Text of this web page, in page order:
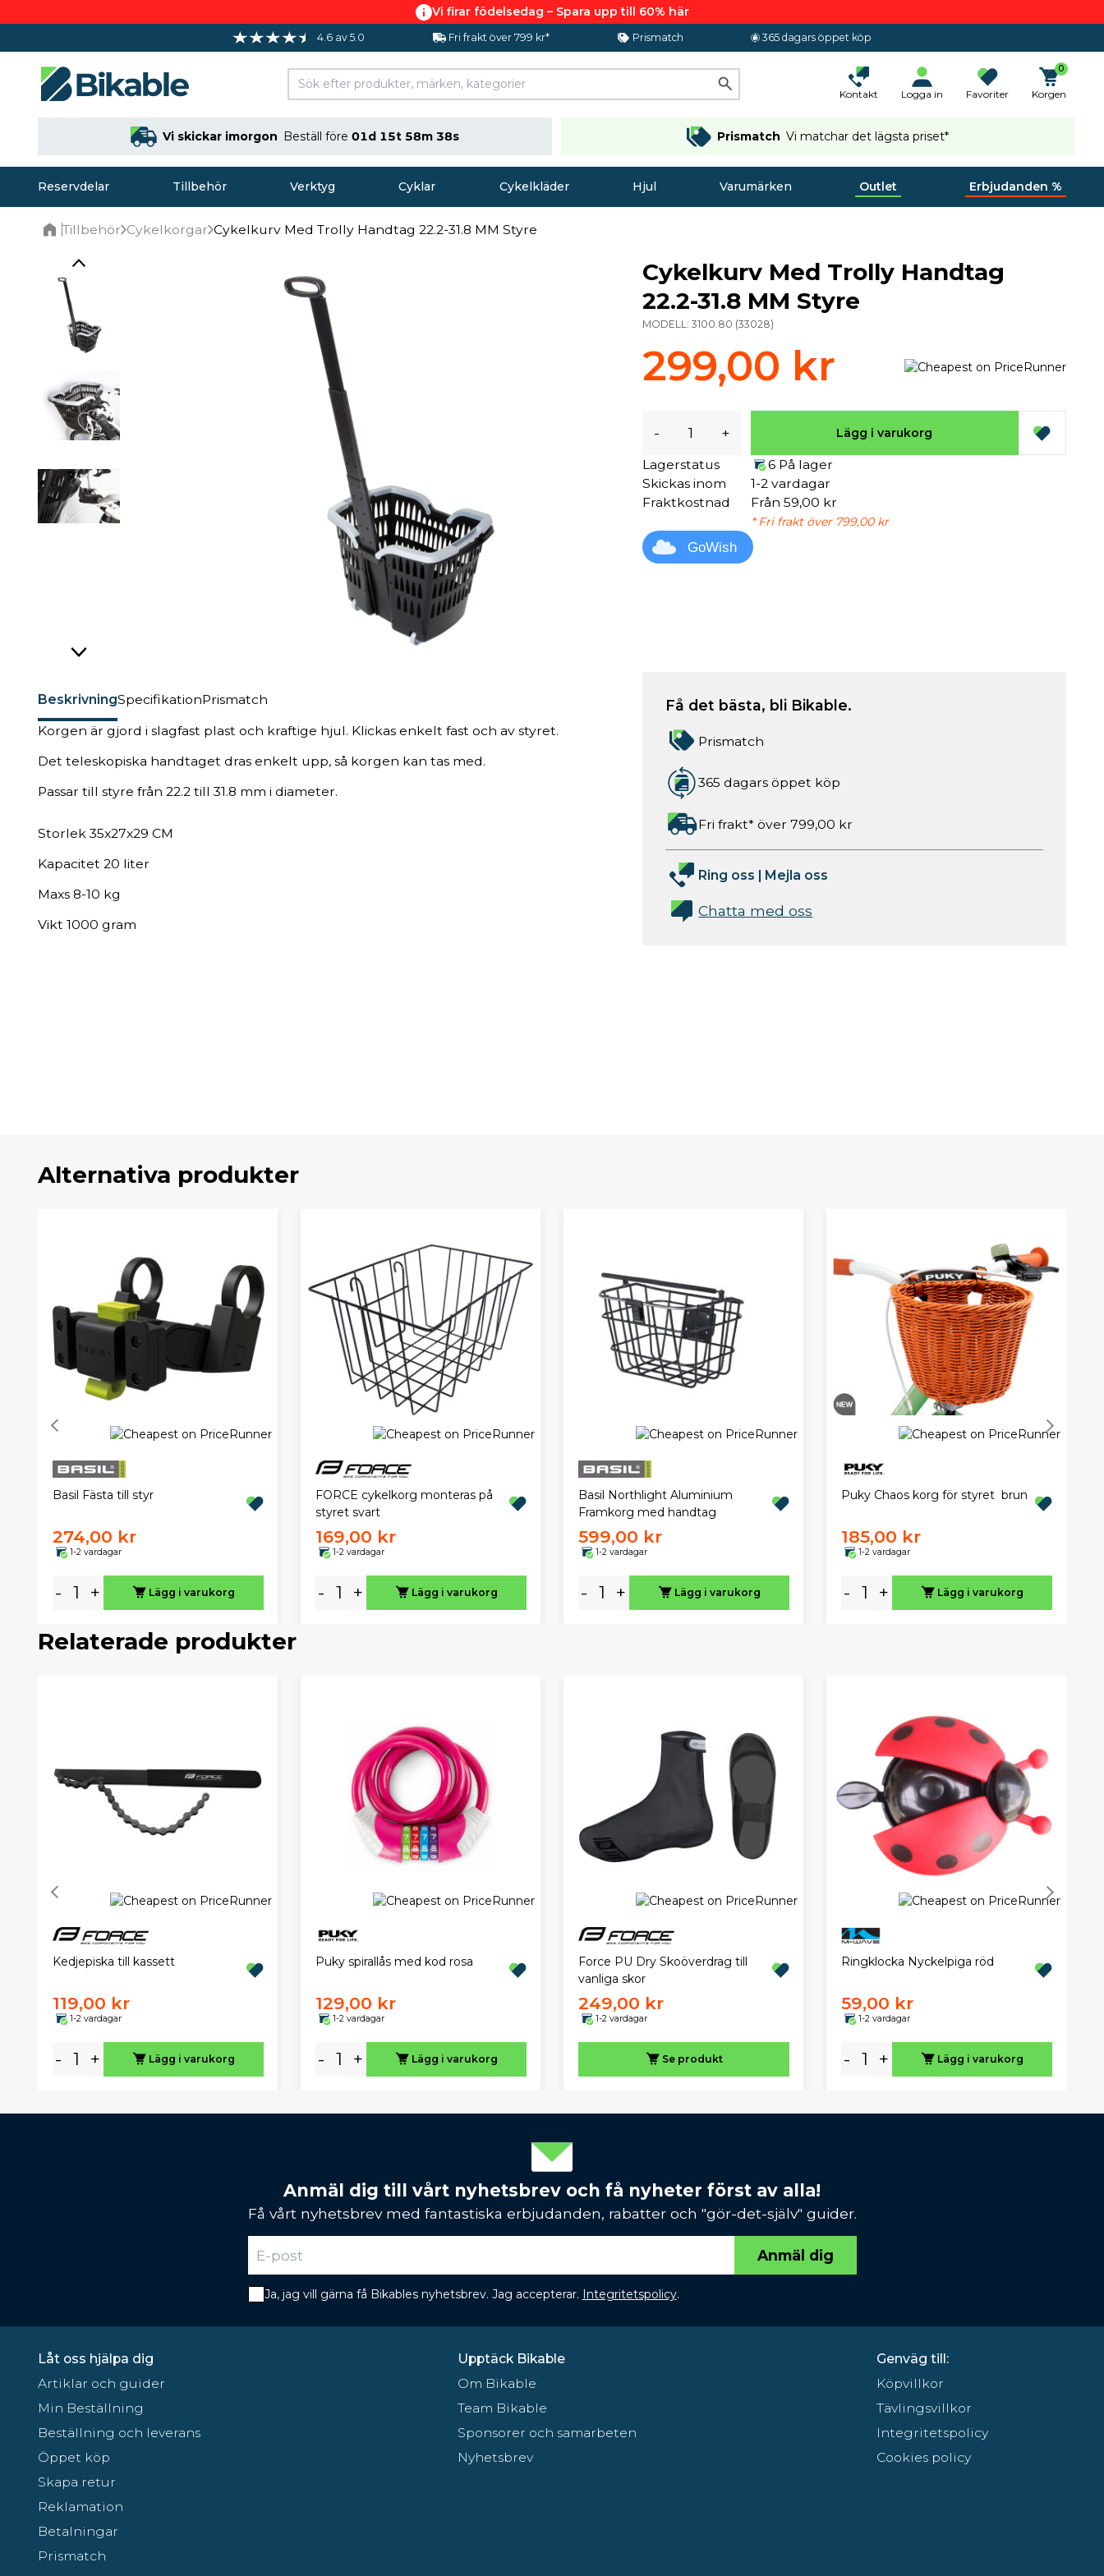
Vi firar födelsedag – Spara upp till 60% här
4.6 av 5.0 Fri frakt över 799 kr* Prismatch 365 dagars öppet köp
Kontakt Logga in Favoriter
0
Korgen
Vi skickar imorgon Beställ före01d 15t 58m 38s Prismatch Vi matchar det lägsta priset*
Reservdelar Tillbehör Verktyg Cyklar Cykelkläder Hjul Varumärken Outlet Erbjudanden %
Tillbehör Cykelkorgar Cykelkurv Med Trolly Handtag 22.2-31.8 MM Styre
BeskrivningSpecifikationPrismatch
Korgen är gjord i slagfast plast och kraftige hjul. Klickas enkelt fast och av styret.
Det teleskopiska handtaget dras enkelt upp, så korgen kan tas med.
Passar till styre från 22.2 till 31.8 mm i diameter.
Storlek 35x27x29 CM
Kapacitet 20 liter
Maxs 8-10 kg
Vikt 1000 gram
Cykelkurv Med Trolly Handtag
22.2-31.8 MM Styre
MODELL:3100.80 (33028)
299,00 kr
- + Lägg i varukorg
Lagerstatus
6 På lager
Skickas inom
1-2 vardagar
Fraktkostnad
Från 59,00 kr
* Fri frakt över 799,00 kr
GoWish
Få det bästa, bli Bikable.
Prismatch
365 dagars öppet köp
Fri frakt* över 799,00 kr
Ring oss | Mejla oss
Chatta med oss
Alternativa produkter
Basil Fästa till styr
274,00 kr
1-2 vardagar
- + Lägg i varukorg
FORCE cykelkorg monteras på
styret svart
169,00 kr
1-2 vardagar
- + Lägg i varukorg
Basil Northlight Aluminium
Framkorg med handtag
599,00 kr
1-2 vardagar
- + Lägg i varukorg
Puky Chaos korg för styret brun
185,00 kr
1-2 vardagar
- + Lägg i varukorg
Relaterade produkter
Kedjepiska till kassett
119,00 kr
1-2 vardagar
- + Lägg i varukorg
Puky spirallås med kod rosa
129,00 kr
1-2 vardagar
- + Lägg i varukorg
Force PU Dry Skoöverdrag till
vanliga skor
249,00 kr
1-2 vardagar
Se produkt
Ringklocka Nyckelpiga röd
59,00 kr
1-2 vardagar
- + Lägg i varukorg
Anmäl dig till vårt nyhetsbrev och få nyheter först av alla!
Få vårt nyhetsbrev med fantastiska erbjudanden, rabatter och "gör-det-själv" guider.
Anmäl dig
Ja, jag vill gärna få Bikables nyhetsbrev. Jag accepterar. Integritetspolicy.
Låt oss hjälpa dig
Artiklar och guider
Min Beställning
Beställning och leverans
Öppet köp
Skapa retur
Reklamation
Betalningar
Prismatch
Upptäck Bikable
Om Bikable
Team Bikable
Sponsorer och samarbeten
Nyhetsbrev
Genväg till:
Köpvillkor
Tävlingsvillkor
Integritetspolicy
Cookies policy